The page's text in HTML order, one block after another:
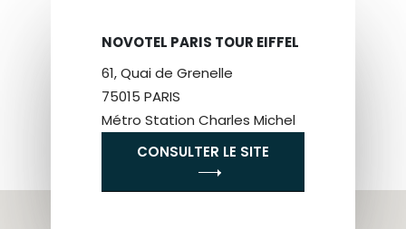
NOVOTEL PARIS TOUR EIFFEL
61, Quai de Grenelle
75015 PARIS
Métro Station Charles Michel
CONSULTER LE SITE